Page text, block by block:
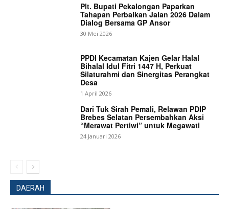
Plt. Bupati Pekalongan Paparkan
Tahapan Perbaikan Jalan 2026 Dalam
Dialog Bersama GP Ansor
30 Mei 2026
PPDI Kecamatan Kajen Gelar Halal
Bihalal Idul Fitri 1447 H, Perkuat
Silaturahmi dan Sinergitas Perangkat
Desa
1 April 2026
Dari Tuk Sirah Pemali, Relawan PDIP
Brebes Selatan Persembahkan Aksi
“Merawat Pertiwi” untuk Megawati
24 Januari 2026
DAERAH